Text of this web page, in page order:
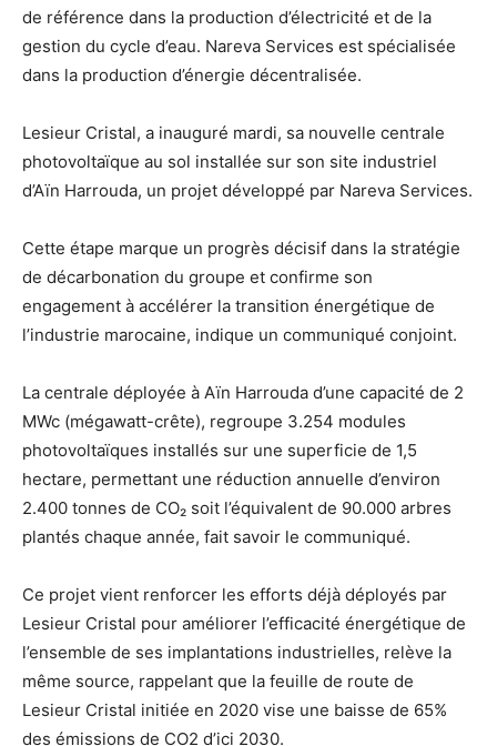
de référence dans la production d’électricité et de la
gestion du cycle d’eau. Nareva Services est spécialisée
dans la production d’énergie décentralisée.
Lesieur Cristal, a inauguré mardi, sa nouvelle centrale
photovoltaïque au sol installée sur son site industriel
d’Aïn Harrouda, un projet développé par Nareva Services.
Cette étape marque un progrès décisif dans la stratégie
de décarbonation du groupe et confirme son
engagement à accélérer la transition énergétique de
l’industrie marocaine, indique un communiqué conjoint.
La centrale déployée à Aïn Harrouda d’une capacité de 2
MWc (mégawatt-crête), regroupe 3.254 modules
photovoltaïques installés sur une superficie de 1,5
hectare, permettant une réduction annuelle d’environ
2.400 tonnes de CO₂ soit l’équivalent de 90.000 arbres
plantés chaque année, fait savoir le communiqué.
Ce projet vient renforcer les efforts déjà déployés par
Lesieur Cristal pour améliorer l’efficacité énergétique de
l’ensemble de ses implantations industrielles, relève la
même source, rappelant que la feuille de route de
Lesieur Cristal initiée en 2020 vise une baisse de 65%
des émissions de CO2 d’ici 2030.